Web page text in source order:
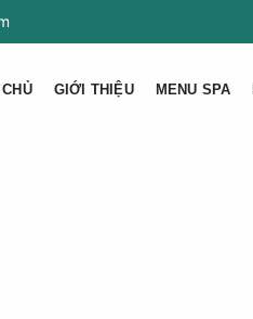
GIỚI THIỆU MENU SPA